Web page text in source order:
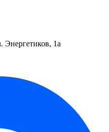
Энергетиков, 1а